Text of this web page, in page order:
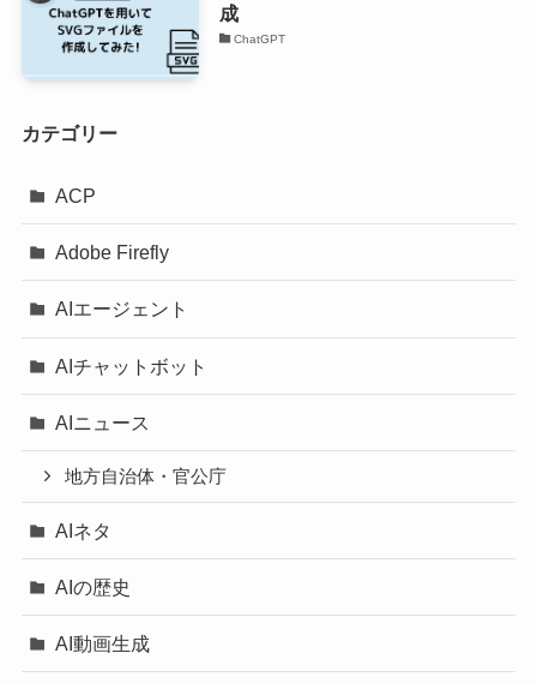
成
ChatGPT
カテゴリー
ACP
Adobe Firefly
AIエージェント
AIチャットボット
AIニュース
地方自治体・官公庁
AIネタ
AIの歴史
AI動画生成